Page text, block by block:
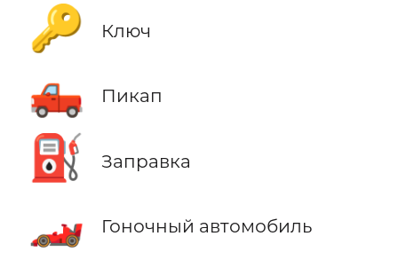
🔑 Ключ
🛻 Пикап
⛽ Заправка
🏎️ Гоночный автомобиль